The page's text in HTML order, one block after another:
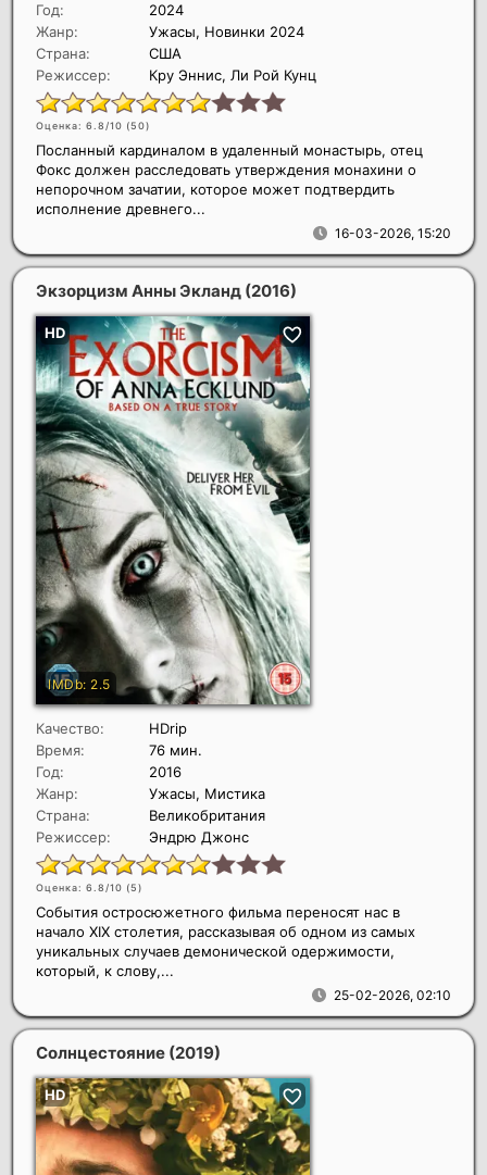
Год:
2024
Жанр:
Ужасы, Новинки 2024
Страна:
США
Режиссер:
Кру Эннис, Ли Рой Кунц
Оценка: 6.8/10 (50)
16-03-2026, 15:20
Посланный кардиналом в удаленный монастырь, отец
Фокс должен расследовать утверждения монахини о
непорочном зачатии, которое может подтвердить
исполнение древнего...
Экзорцизм Анны Экланд (2016)
Качество:
HDrip
Время:
76 мин.
Год:
2016
Жанр:
Ужасы, Мистика
Страна:
Великобритания
Режиссер:
Эндрю Джонс
Оценка: 6.8/10 (5)
25-02-2026, 02:10
События остросюжетного фильма переносят нас в
начало XIX столетия, рассказывая об одном из самых
уникальных случаев демонической одержимости,
который, к слову,...
Солнцестояние (2019)